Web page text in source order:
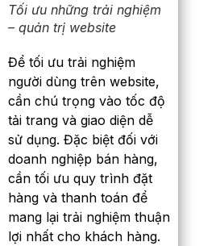
Tối ưu những trải nghiệm
– quản trị website
Để tối ưu trải nghiệm
người dùng trên website,
cần chú trọng vào tốc độ
tải trang và giao diện dễ
sử dụng. Đặc biệt đối với
doanh nghiệp bán hàng,
cần tối ưu quy trình đặt
hàng và thanh toán để
mang lại trải nghiệm thuận
lợi nhất cho khách hàng.